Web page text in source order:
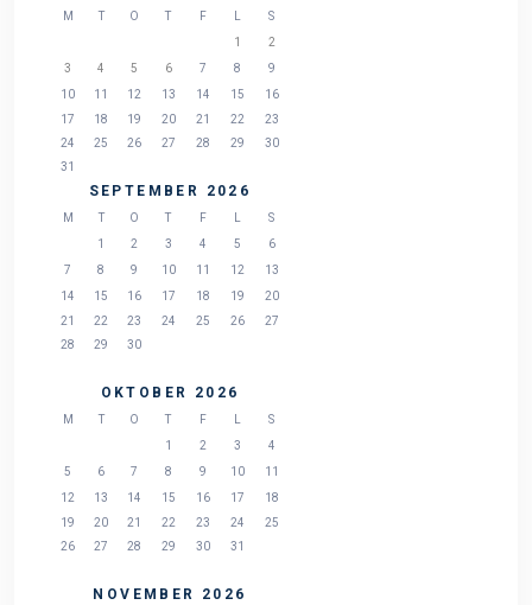
M T O T F L
S
1
2
3
4 5 6 7 8
9
10
11 12 13 14 15
16
17
18 19 20 21 22
23
24
25 26 27 28 29
30
31
SEPTEMBER 2026
M T O T F L
S
1
2 3 4 5
6
7
8 9 10 11 12
13
14
15 16 17 18 19
20
21
22 23 24 25 26
27
28
29 30
OKTOBER 2026
M T O T F L
S
1
2 3
4
5
6 7 8 9 10
11
12
13 14 15 16 17
18
19
20 21 22 23 24
25
26
27 28 29 30 31
NOVEMBER 2026